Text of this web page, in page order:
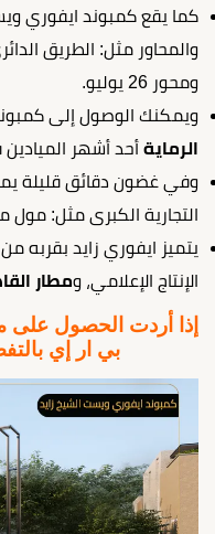
كما يقع كمبوند ايفوري
والمحاور مثل: الطريق
ومحور 26 يوليو.
ويمكنك الوصول إلى
الرماية أحد أشهر
وفي غضون دقائق قليلة
التجارية الكبرى مثل: مول
يتميز ايفوري زايد بقربه
الإنتاج الإعلامي، ومطار
إذا أردت الحصول
بي ار إي